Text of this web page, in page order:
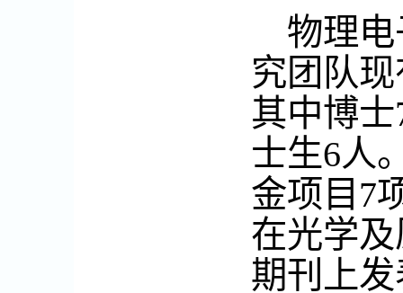
物理
究团队
其中博士
士生6人
金项目 7
在光学
期刊上